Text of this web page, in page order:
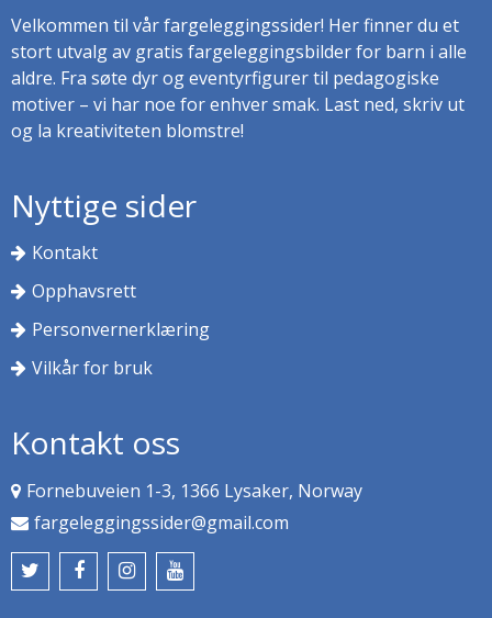
Velkommen til vår fargeleggingssider! Her finner du et
stort utvalg av gratis fargeleggingsbilder for barn i alle
aldre. Fra søte dyr og eventyrfigurer til pedagogiske
motiver – vi har noe for enhver smak. Last ned, skriv ut
og la kreativiteten blomstre!
Nyttige sider
Kontakt
Opphavsrett
Personvernerklæring
Vilkår for bruk
Kontakt oss
Fornebuveien 1-3, 1366 Lysaker, Norway
fargeleggingssider@gmail.com